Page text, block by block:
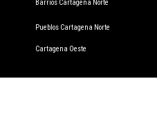
Barrios Cartagena Norte
Pueblos Cartagena Norte
Cartagena Oeste